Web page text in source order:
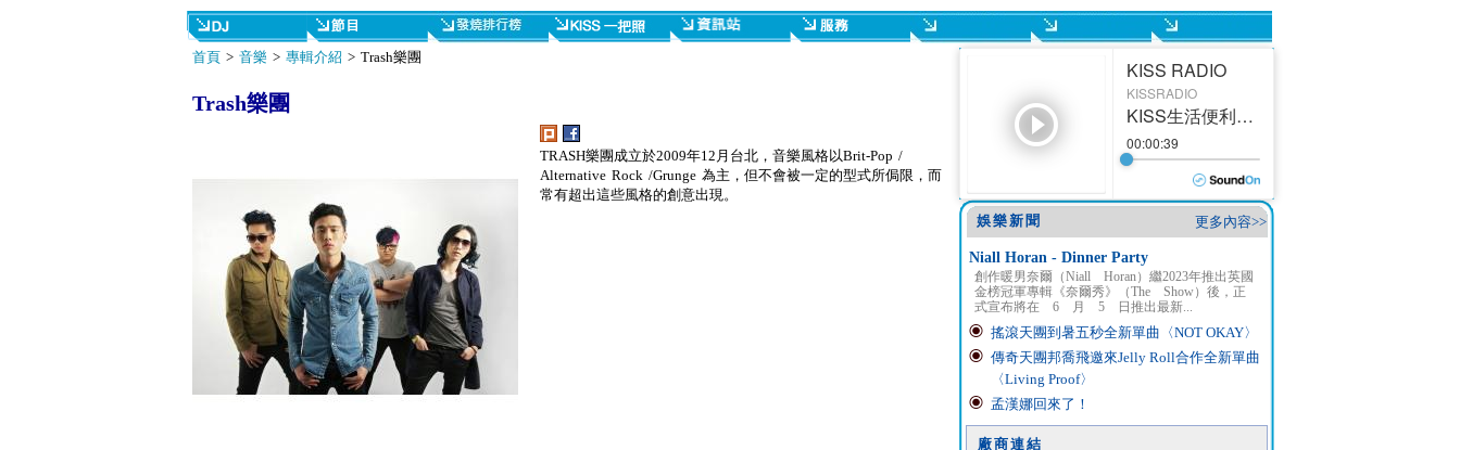
首頁> 音樂> 專輯介紹 > Trash樂團
Trash樂團
TRASH樂團成立於2009年12月台北，音樂風格以Brit-Pop /
Alternative Rock /Grunge 為主，但不會被一定的型式所侷限，而
常有超出這些風格的創意出現。
更多內容>>
娛樂新聞
Niall Horan - Dinner Party
創作暖男奈爾（Niall Horan）繼2023年推出英國
金榜冠軍專輯《奈爾秀》（The Show）後，正
式宣布將在 6 月 5 日推出最新...
搖滾天團到暑五秒全新單曲〈NOT OKAY〉
傳奇天團邦喬飛邀來Jelly Roll合作全新單曲
〈Living Proof〉
孟漢娜回來了！
廠商連結